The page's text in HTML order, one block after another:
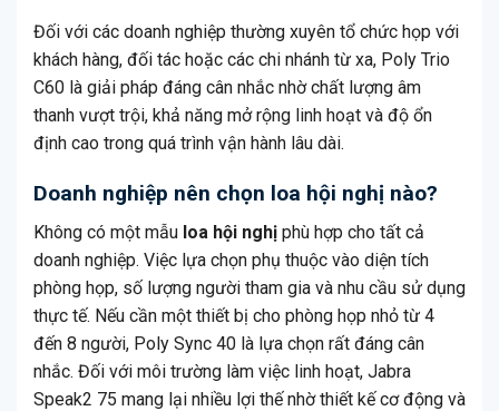
Đối với các doanh nghiệp thường xuyên tổ chức họp với
khách hàng, đối tác hoặc các chi nhánh từ xa, Poly Trio
C60 là giải pháp đáng cân nhắc nhờ chất lượng âm
thanh vượt trội, khả năng mở rộng linh hoạt và độ ổn
định cao trong quá trình vận hành lâu dài.
Doanh nghiệp nên chọn loa hội nghị nào?
Không có một mẫu loa hội nghị phù hợp cho tất cả
doanh nghiệp. Việc lựa chọn phụ thuộc vào diện tích
phòng họp, số lượng người tham gia và nhu cầu sử dụng
thực tế. Nếu cần một thiết bị cho phòng họp nhỏ từ 4
đến 8 người, Poly Sync 40 là lựa chọn rất đáng cân
nhắc. Đối với môi trường làm việc linh hoạt, Jabra
Speak2 75 mang lại nhiều lợi thế nhờ thiết kế cơ động và